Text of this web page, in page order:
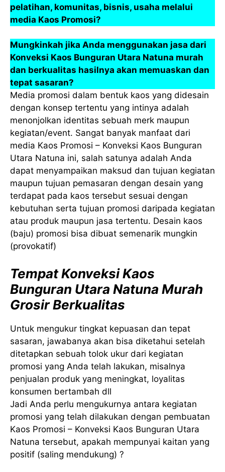
pelatihan, komunitas, bisnis, usaha melalui
media Kaos Promosi?
Mungkinkah jika Anda menggunakan jasa dari
Konveksi Kaos Bunguran Utara Natuna murah
dan berkualitas hasilnya akan memuaskan dan
tepat sasaran?
Media promosi dalam bentuk kaos yang didesain
dengan konsep tertentu yang intinya adalah
menonjolkan identitas sebuah merk maupun
kegiatan/event. Sangat banyak manfaat dari
media Kaos Promosi – Konveksi Kaos Bunguran
Utara Natuna ini, salah satunya adalah Anda
dapat menyampaikan maksud dan tujuan kegiatan
maupun tujuan pemasaran dengan desain yang
terdapat pada kaos tersebut sesuai dengan
kebutuhan serta tujuan promosi daripada kegiatan
atau produk maupun jasa tertentu. Desain kaos
(baju) promosi bisa dibuat semenarik mungkin
(provokatif)
Tempat Konveksi Kaos
Bunguran Utara Natuna Murah
Grosir Berkualitas
Untuk mengukur tingkat kepuasan dan tepat
sasaran, jawabanya akan bisa diketahui setelah
ditetapkan sebuah tolok ukur dari kegiatan
promosi yang Anda telah lakukan, misalnya
penjualan produk yang meningkat, loyalitas
konsumen bertambah dll
Jadi Anda perlu mengukurnya antara kegiatan
promosi yang telah dilakukan dengan pembuatan
Kaos Promosi – Konveksi Kaos Bunguran Utara
Natuna tersebut, apakah mempunyai kaitan yang
positif (saling mendukung) ?